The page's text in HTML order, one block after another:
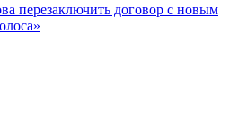
перезаключить договор с новым